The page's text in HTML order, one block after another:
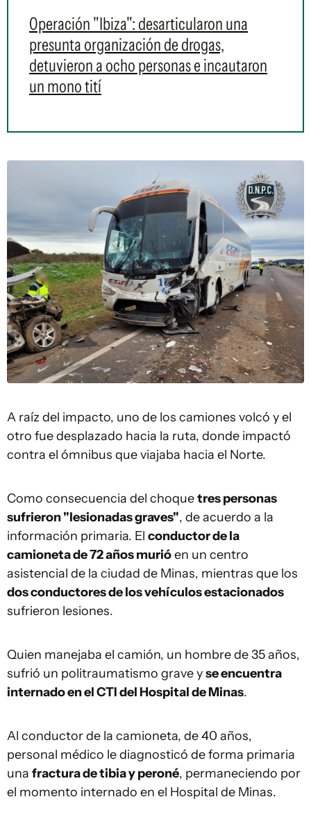
Operación "Ibiza": desarticularon una
presunta organización de drogas,
detuvieron a ocho personas e incautaron
un mono tití
A raíz del impacto, uno de los camiones volcó y el
otro fue desplazado hacia la ruta, donde impactó
contra el ómnibus que viajaba hacia el Norte.
Como consecuencia del choquetres personas
sufrieron "lesionadas graves", de acuerdo a la
información primaria. El conductor de la
camioneta de 72 años murióen un centro
asistencial de la ciudad de Minas, mientras que los
dos conductores de los vehículos estacionados
sufrieron lesiones.
Quien manejaba el camión, un hombre de 35 años,
sufrió un politraumatismo grave yse encuentra
internado en el CTI del Hospital de Minas.
Al conductor de la camioneta, de 40 años,
personal médico le diagnosticó de forma primaria
una fractura de tibia y peroné, permaneciendo por
el momento internado en el Hospital de Minas.